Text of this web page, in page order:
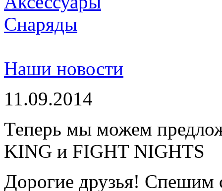
Снаряды
Наши новости
11.09.2014
Теперь мы можем
KING и FIGHT NIGHTS
Дорогие друзья! Спешим